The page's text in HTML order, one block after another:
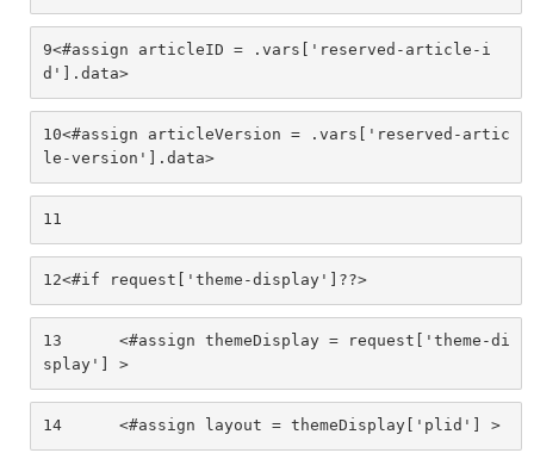
9<#assign articleID = .vars['reserved-article-i
d'].data>
10<#assign articleVersion = .vars['reserved-artic
le-version'].data>
11
12<#if request['theme-display']??>
13
splay'] >
14
	<#assign layout = themeDisplay['plid'] >